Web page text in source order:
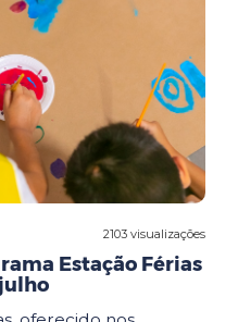
2103 visualizações
Estação Férias